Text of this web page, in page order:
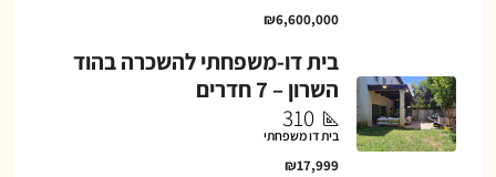
₪6,600,000
בית דו-משפחתי להשכרה בהוד
השרון – 7 חדרים
310
בית דו משפחתי
₪17,999